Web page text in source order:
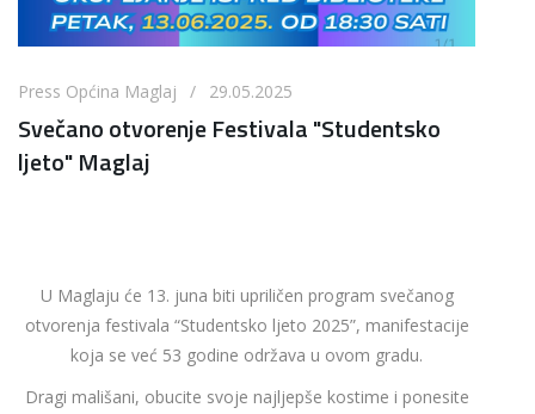
Press Općina Maglaj / 29.05.2025
Svečano otvorenje Festivala "Studentsko
ljeto" Maglaj
U Maglaju će 13. juna biti upriličen program svečanog
otvorenja festivala “Studentsko ljeto 2025”, manifestacije
koja se već 53 godine održava u ovom gradu.
Dragi mališani, obucite svoje najljepše kostime i ponesite